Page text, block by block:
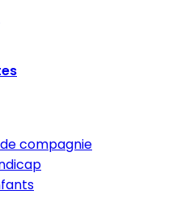
compagnie